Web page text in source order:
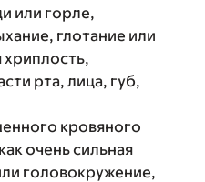
или горле,
глотание или
рта, лица, губ,
кровяного
очень сильная
головокружение,